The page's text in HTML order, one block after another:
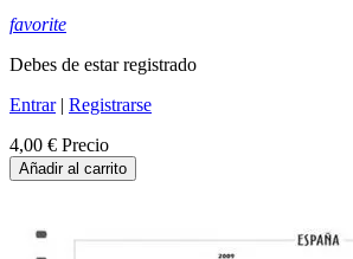
favorite
Debes de estar registrado
Entrar| Registrarse
4,00 € Precio
Añadir al carrito